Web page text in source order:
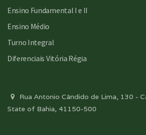
Ensino Fundamental I e II
Ensino Médio
Turno Integral
Diferenciais Vitória Régia
Rua Antonio Cândido de Lima, 130 -
State of Bahia, 41150-500